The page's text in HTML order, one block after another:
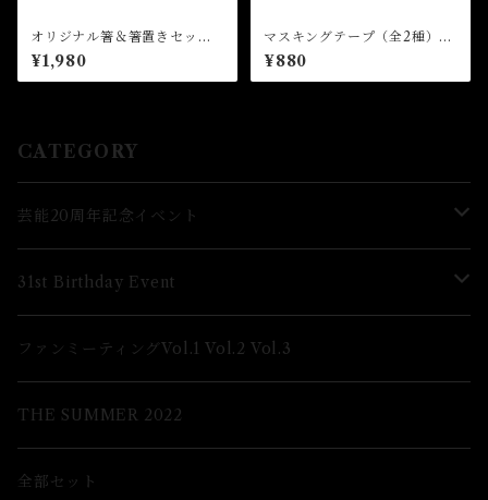
オリジナル箸＆箸置きセット
★2026FCM
¥1,980
マスキングテープ（全2種）★
35th Birthday Event
¥880
CATEGORY
芸能20周年記念イベント
Lブロマイド
2Lブロマイド
グッズ
31st Birthday Event
Lブロマイド
2Lブロマイド
グッズ
ファンミーティングVol.1 Vol.2 Vol.3
THE SUMMER 2022
全部セット